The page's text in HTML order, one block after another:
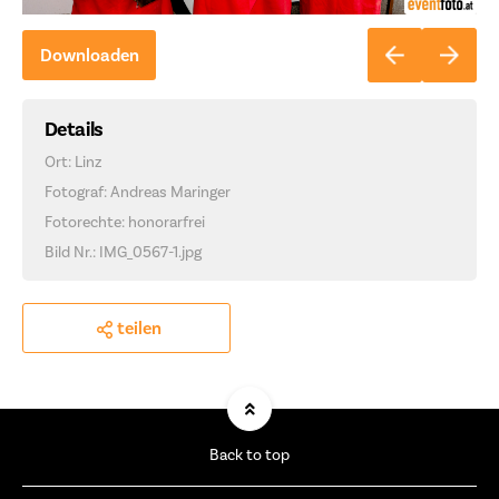
Downloaden
Details
Ort: Linz
Fotograf: Andreas Maringer
Fotorechte: honorarfrei
Bild Nr.: IMG_0567-1.jpg
teilen
Back to top